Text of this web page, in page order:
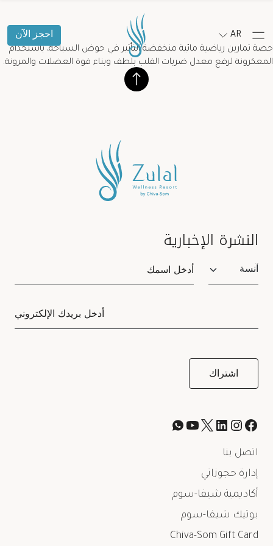
AR احجز الآن
حصة تمارين رياضية مائية منخفضة التأثير في حوض السباحة، باستخدام
المعكرونة لرفع معدل ضربات القلب بلطف وبناء قوة العضلات والمرونة.
اتصل بنا
إدارة حجوزاتي
أكاديمية شيفا-سوم
بوتيك شيفا-سوم
Chiva-Som Gift Card
النشرة الإخبارية
Salutation